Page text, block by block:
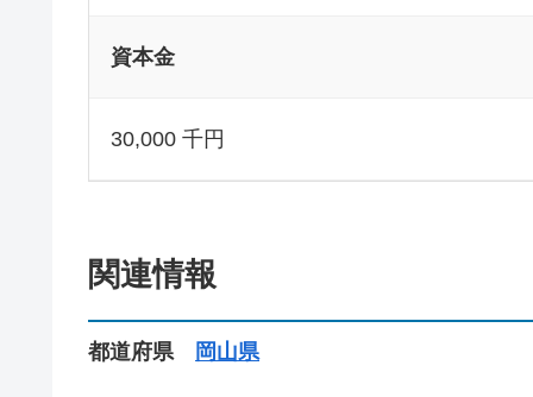
資本金
30,000 千円
関連情報
都道府県 岡山県